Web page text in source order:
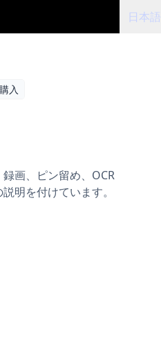
日本語
購入
画、ピン留め、OCR
明を付けています。